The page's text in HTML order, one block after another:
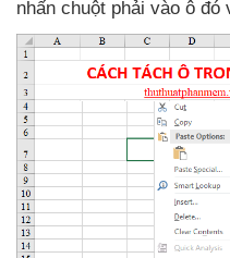
nhấn chuột phải vào ô đó